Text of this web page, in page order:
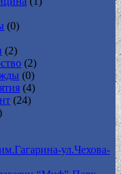
(0)
(2)
(2)
(0)
(4)
(24)
ул.Чехова-